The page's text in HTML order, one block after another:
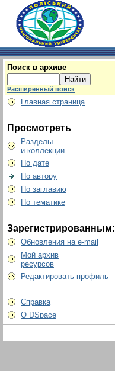
Поиск в архиве
Расширенный поиск
Главная страница
Просмотреть
Разделы
и коллекции
По дате
По автору
По заглавию
По тематике
Зарегистрированным:
Обновления на e-mail
Мой архив
ресурсов
Редактировать профиль
Справка
О DSpace